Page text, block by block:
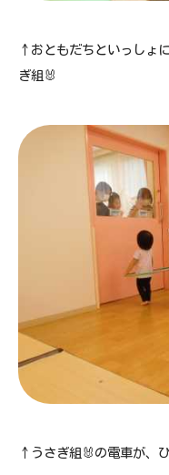
↑おともだちといっしょ
ぎ組🐰
↑うさぎ組🐰の電車が、